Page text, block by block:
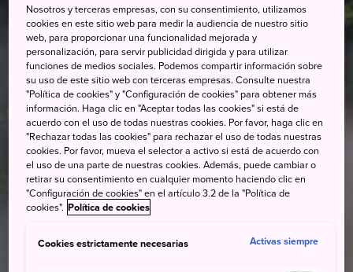
Nosotros y terceras empresas, con su consentimiento, utilizamos
cookies en este sitio web para medir la audiencia de nuestro sitio
web, para proporcionar una funcionalidad mejorada y
personalización, para servir publicidad dirigida y para utilizar
funciones de medios sociales. Podemos compartir información sobre
su uso de este sitio web con terceras empresas. Consulte nuestra
"Política de cookies" y "Configuración de cookies" para obtener más
información. Haga clic en "Aceptar todas las cookies" si está de
acuerdo con el uso de todas nuestras cookies. Por favor, haga clic en
"Rechazar todas las cookies" para rechazar el uso de todas nuestras
cookies. Por favor, mueva el selector a activo si está de acuerdo con
el uso de una parte de nuestras cookies. Además, puede cambiar o
retirar su consentimiento en cualquier momento haciendo clic en
"Configuración de cookies" en el artículo 3.2 de la "Política de
cookies". Política de cookies
Cookies estrictamente necesarias Activas siempre